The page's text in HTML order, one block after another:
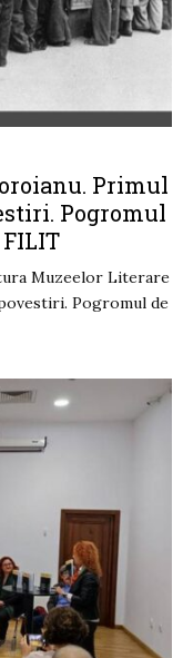
Primul
Pogromul
Muzeelor Literare
Pogromul de